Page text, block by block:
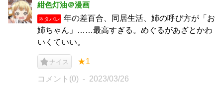
紺色灯油＠漫画
ネタバレ
年の差百合、同居生活、姉の呼び方が「お
姉ちゃん」……最高すぎる。めぐるがあざとかわ
いくていい。
ナイス ★1
コメント(0) 2023/03/26